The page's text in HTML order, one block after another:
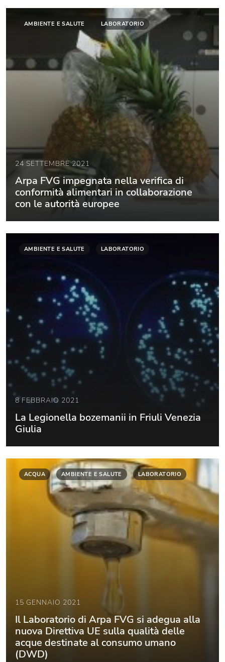
AMBIENTE E SALUTE LABORATORIO
24 SETTEMBRE 2021
Arpa FVG impegnata nella verifica di
conformità alimentari in collaborazione
con le autorità europee
AMBIENTE E SALUTE LABORATORIO
8 FEBBRAIO 2021
La Legionella bozemanii in Friuli Venezia
Giulia
ACQUA AMBIENTE E SALUTE LABORATORIO
15 GENNAIO 2021
Il Laboratorio di Arpa FVG si adegua alla
nuova Direttiva UE sulla qualità delle
acque destinate al consumo umano
(DWD)